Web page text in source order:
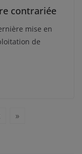
contrariée
mise en
de
»